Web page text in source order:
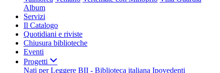
Album
Servizi
Il Catalogo
Quotidiani e riviste
Chiusura biblioteche
Eventi
Progetti
Nati per Leggere BII - Biblioteca italiana Ipovedenti